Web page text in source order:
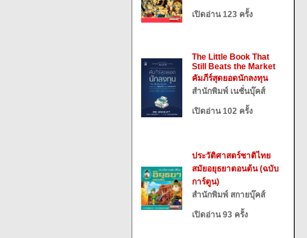
เปิดอ่าน 123 ครั้ง
The Little Book That
Still Beats the Market
คัมภีร์สุดยอดนักลงทุน
สำนักพิมพ์ เนชั่นบุ๊คส์
เปิดอ่าน 102 ครั้ง
ประวัติศาสตร์ชาติไทย
สมัยอยุธยาตอนต้น (ฉบับ
การ์ตูน)
สำนักพิมพ์ สกายบุ๊คส์
เปิดอ่าน 93 ครั้ง